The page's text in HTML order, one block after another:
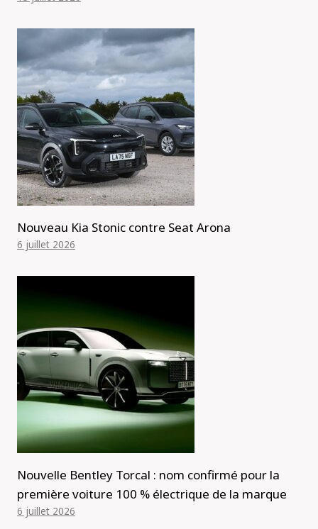
Nouveau Kia Stonic contre Seat Arona
6 juillet 2026
Nouvelle Bentley Torcal : nom confirmé pour la
première voiture 100 % électrique de la marque
6 juillet 2026